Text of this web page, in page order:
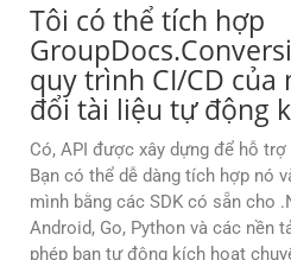
Tôi có thể tích hợp
quy trình CI/CD của
đổi tài liệu tự động
Có, API được xây dựng để hỗ
Bạn có thể dễ dàng tích hợp nó
mình bằng các SDK có sẵn cho
Android, Go, Python và các nền
phép bạn tự động kích hoạt